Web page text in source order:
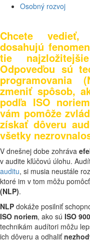
Osobný rozvoj
Chcete
dosahujú
tie
Odpoveďou sú
programovania
zmeniť spôsob,
podľa ISO
vám pomôže
získať dôveru
všetky
V dnešnej dobe zohráva
v audite kľúčovú úlohu.
auditu, si musia neustále
ktoré im v tom môžu
(NLP).
NLP dokáže posilniť
ISO noriem, ako sú ISO
technikám audítori môžu
ich dôveru a odhaliť